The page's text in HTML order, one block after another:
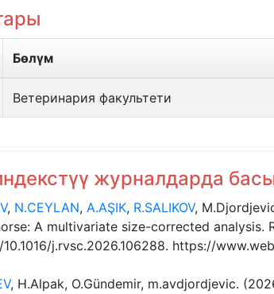
Бөлүм
Ветеринария факультети
журналдарда
, N.CEYLAN, A.AŞIK, R.SALIKOV,
A multivariate size-corrected analysis.
j.rvsc.2026.106288. https://
, H.Alpak, O.Gündemir, m.avdjordjevic.